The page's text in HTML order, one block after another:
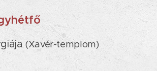
(Xavér-templom)